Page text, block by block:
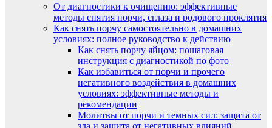
От диагностики к очищению: эффективные
методы снятия порчи, сглаза и родового проклятия
Как снять порчу самостоятельно в домашних
условиях: полное руководство к действию
Как снять порчу яйцом: пошаговая
инструкция с диагностикой по фото
Как избавиться от порчи и прочего
негативного воздействия в домашних
условиях: эффективные методы и
рекомендации
Молитвы от порчи и темных сил: защита от
зла и защита от негативных влияний